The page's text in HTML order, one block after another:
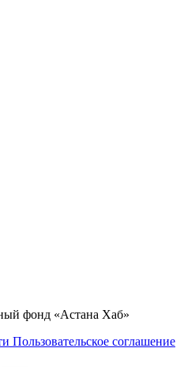
фонд «Астана Хаб»
Пользовательское соглашение